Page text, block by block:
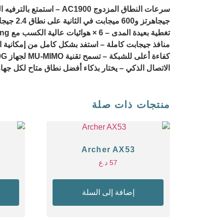
جيجاهرتز و600 ميجابت في الثانية على نطاق 2.4 جيجاهرتز)
تغطية بعيدة المدى – 6 × هوائيات عالية الكسب مع Beamforming تعزز الاتصالات المستقرة في جميع أنحاء منزلك للحصول على إشارات WiFi قوية في كل زاوية
منافذ جيجابت كاملة – استفد بشكل كامل من إمكانية
كفاءة أعلى للشبكة – تسمح تقنية MU-MIMO لجهاز MR50G بالاتصال بأجهزة متعددة في نفس الوقت، مما يزيد من إنتاجية الشبكة الإجمالية
الاتصال الذكي – يختار بذكاء أفضل نطاق متاح لكل
منتجات ذات صلة
Archer AX53
57 د.ع
إضافة إلى السلة